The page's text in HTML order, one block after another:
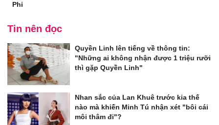
Phi
Tin nên đọc
Quyền Linh lên tiếng về thông tin:
"Những ai không nhận được 1 triệu rưỡi
thì gặp Quyền Linh"
Nhan sắc của Lan Khuê trước kia thế
nào mà khiến Minh Tú nhận xét "bôi cái
môi thâm đi"?